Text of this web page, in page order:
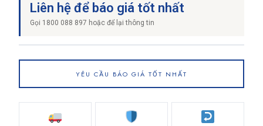
Liên hệ để báo giá tốt nhất
Gọi 1800 088 897 hoặc để lại thông tin
YÊU CẦU BÁO GIÁ TỐT NHẤT